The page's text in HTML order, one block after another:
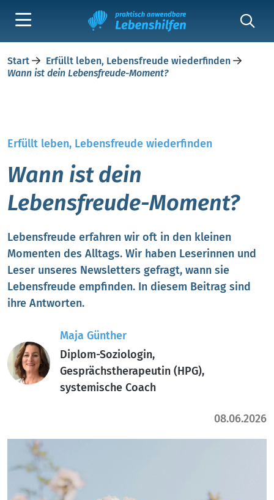
Start
Erfüllt leben, Lebensfreude wiederfinden
Wann ist dein Lebensfreude-Moment?
Erfüllt leben, Lebensfreude wiederfinden
Wann ist dein
Lebensfreude-Moment?
Lebensfreude erfahren wir oft in den kleinen
Momenten des Alltags. Wir haben Leserinnen und
Leser unseres Newsletters gefragt, wann sie
Lebensfreude empfinden. In diesem Beitrag sind
ihre Antworten.
Maja Günther
Diplom-Soziologin,
Gesprächstherapeutin (HPG),
systemische Coach
08.06.2026